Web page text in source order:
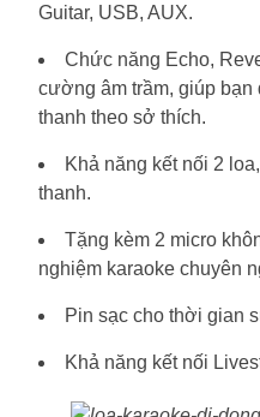
Guitar, USB, AUX.
Chức năng Echo,
cường âm trầm, giúp bạn
thanh theo sở thích.
Khả năng kết nối 2
thanh.
Tặng kèm 2 micro
nghiệm karaoke chuyên
Pin sạc cho thời gian
Khả năng kết nối